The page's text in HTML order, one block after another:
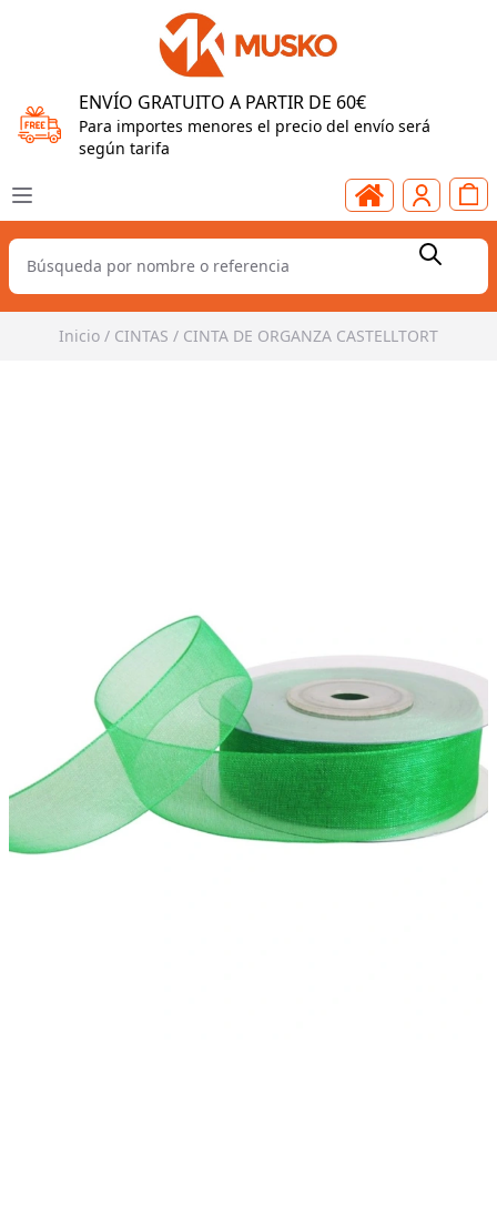
ENVÍO GRATUITO A PARTIR DE 60€
Para importes menores el precio del envío será
según tarifa
Inicio / CINTAS / CINTA DE ORGANZA CASTELLTORT